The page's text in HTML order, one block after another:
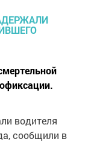
водителя
сообщили в